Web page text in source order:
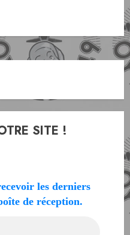
SITE !
les derniers
de réception.